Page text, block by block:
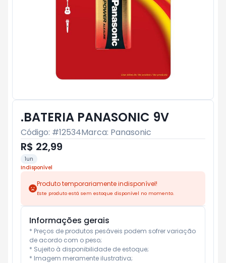
.BATERIA PANASONIC 9V
Código: #12534Marca: Panasonic
R$ 22,99
1un
Indisponível
Produto temporariamente indisponível!
Este produto está sem estoque disponível no momento.
Informações gerais
* Preços de produtos pesáveis podem sofrer variação
de acordo com o peso;
* Sujeito à disponibilidade de estoque;
* Imagem meramente ilustrativa;